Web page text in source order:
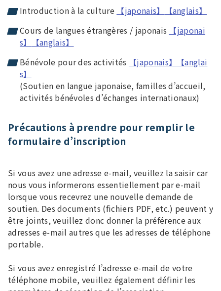
Introduction à la culture 【japonais】
【anglais】
Cours de langues étrangères / japonais
【japonai
s】
【anglais】
Bénévole pour des activités
【japonais】
【anglai
s】
(Soutien en langue japonaise, familles d’accueil,
activités bénévoles d’échanges internationaux)
Précautions à prendre pour remplir le
formulaire d’inscription
Si vous avez une adresse e-mail, veuillez la saisir car
nous vous informerons essentiellement par e-mail
lorsque vous recevrez une nouvelle demande de
soutien. Des documents (fichiers PDF, etc.) peuvent y
être joints, veuillez donc donner la préférence aux
adresses e-mail autres que les adresses de téléphone
portable.
Si vous avez enregistré l’adresse e-mail de votre
téléphone mobile, veuillez également définir les